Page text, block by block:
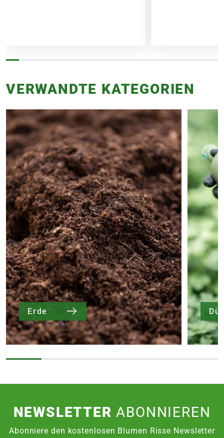
VERWANDTE KATEGORIEN
Erde
NEWSLETTERABONNIEREN
Abonniere den kostenlosen Blumen Risse Newsletter